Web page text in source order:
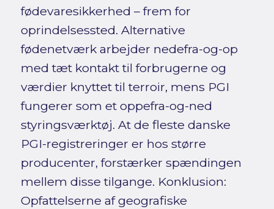
fødevaresikkerhed – frem for
oprindelsessted. Alternative
fødenetværk arbejder nedefra-og-op
med tæt kontakt til forbrugerne og
værdier knyttet til terroir, mens PGI
fungerer som et oppefra-og-ned
styringsværktøj. At de fleste danske
PGI-registreringer er hos større
producenter, forstærker spændingen
mellem disse tilgange. Konklusion:
Opfattelserne af geografiske